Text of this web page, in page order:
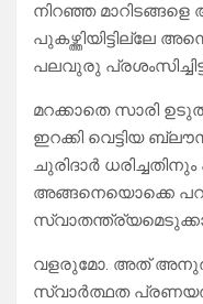
നിറഞ്ഞ
പുകഴ്ത്തിയിട്ടില്ലേ
പലവുരു
മറക്കാതെ സാരി
ഇറക്കി വെട്ടിയ
ചുരിദാർ ധരിച്ചതിനും
അങ്ങനെയൊക്കെ
വളരുമോ. അത്
സ്വാർത്ഥത